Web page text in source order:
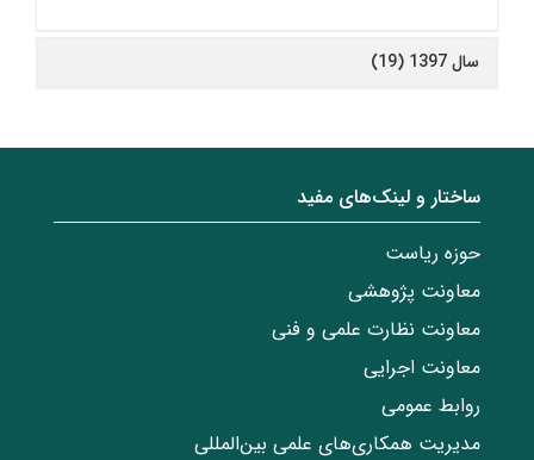
سال 1397 (19)
ساختار‌‌ و‌‌ لینک‌های مفید
حوزه ریاست
معاونت پژوهشی
معاونت نظارت علمی و فنی
معاونت اجرایی
روابط عمومی
مدیریت همکاری‌های علمی بین‌المللی